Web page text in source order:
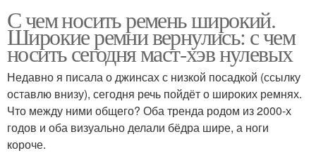
С чем носить ремень широкий.
Широкие ремни вернулись: с чем
носить сегодня маст-хэв нулевых
Недавно я писала о джинсах с низкой посадкой (ссылку
оставлю внизу), сегодня речь пойдёт о широких ремнях.
Что между ними общего? Оба тренда родом из 2000-х
годов и оба визуально делали бёдра шире, а ноги
короче.